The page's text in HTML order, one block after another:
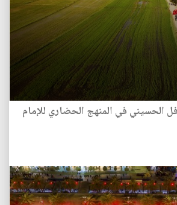
الحسيني في المنهج الحضاري للإمام